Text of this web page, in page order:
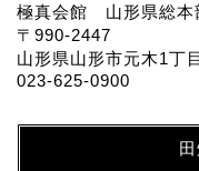
極真会館 山形県総本
〒990-2447
山形県山形市元木1丁
023-625-0900